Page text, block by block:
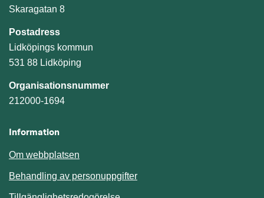
Skaragatan 8
Postadress
Lidköpings kommun
531 88 Lidköping
Organisationsnummer
212000-1694
Information
Om webbplatsen
Behandling av personuppgifter